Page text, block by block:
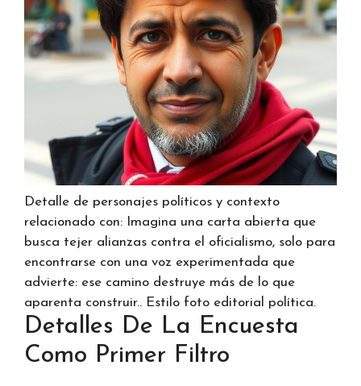
Detalle de personajes políticos y contexto
relacionado con: Imagina una carta abierta que
busca tejer alianzas contra el oficialismo, solo para
encontrarse con una voz experimentada que
advierte: ese camino destruye más de lo que
aparenta construir.. Estilo foto editorial política.
Detalles De La Encuesta
Como Primer Filtro